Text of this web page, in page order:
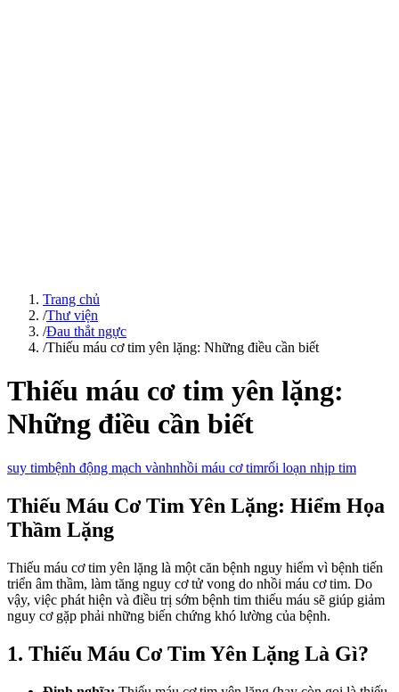
Trang chủ
/Thư viện
/Đau thắt ngực
/Thiếu máu cơ tim yên lặng: Những điều cần biết
Thiếu máu cơ tim yên lặng:
Những điều cần biết
suy timbệnh động mạch vànhnhồi máu cơ timrối loạn nhịp tim
Thiếu Máu Cơ Tim Yên Lặng: Hiểm Họa
Thầm Lặng
Thiếu máu cơ tim yên lặng là một căn bệnh nguy hiểm vì bệnh tiến
triển âm thầm, làm tăng nguy cơ tử vong do nhồi máu cơ tim. Do
vậy, việc phát hiện và điều trị sớm bệnh tim thiếu máu sẽ giúp giảm
nguy cơ gặp phải những biến chứng khó lường của bệnh.
1. Thiếu Máu Cơ Tim Yên Lặng Là Gì?